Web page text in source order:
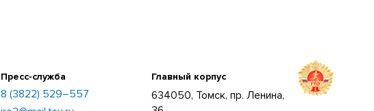
Пресс-служба
8 (3822) 529–557
Главный корпус
634050, Томск, пр. Ленина,